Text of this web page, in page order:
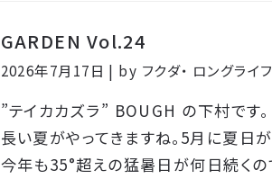
GARDEN Vol.24
2026年7月17日 | by フクダ・ ロングライ
”テイカカズラ” BOUGH の下村です
長い夏がやってきますね。5月に夏日
今年も35°超えの猛暑日が何日続くの